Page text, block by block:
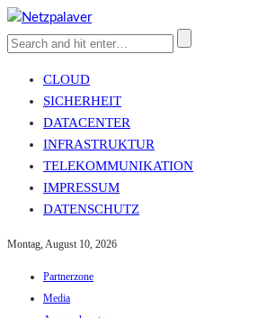
CLOUD
SICHERHEIT
DATACENTER
INFRASTRUKTUR
TELEKOMMUNIKATION
IMPRESSUM
DATENSCHUTZ
Montag, August 10, 2026
Partnerzone
Media